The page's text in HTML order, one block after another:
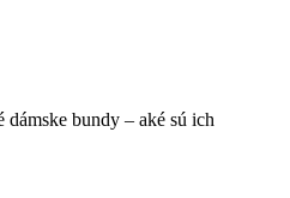
dámske bundy – aké sú ich